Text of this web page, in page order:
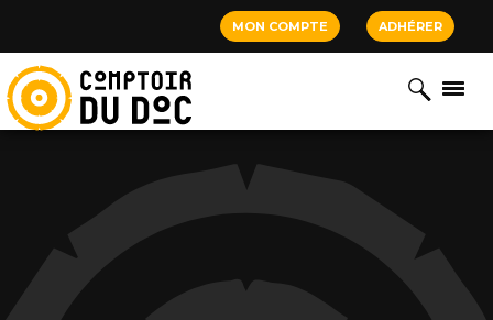
MON COMPTE ADHÉRER
Cookies management panel